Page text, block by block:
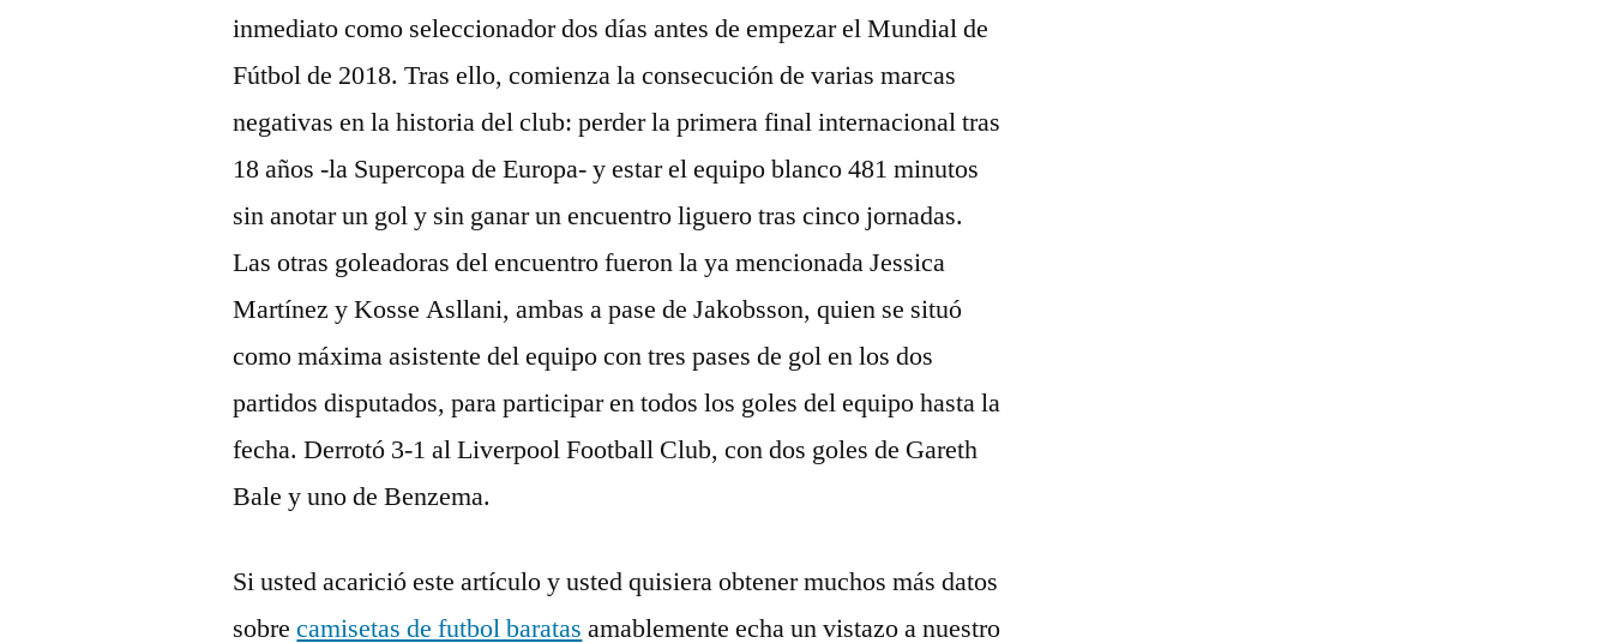
inmediato como seleccionador dos días antes de empezar el Mundial de
Fútbol de 2018. Tras ello, comienza la consecución de varias marcas
negativas en la historia del club: perder la primera final internacional tras
18 años -la Supercopa de Europa- y estar el equipo blanco 481 minutos
sin anotar un gol y sin ganar un encuentro liguero tras cinco jornadas.
Las otras goleadoras del encuentro fueron la ya mencionada Jessica
Martínez y Kosse Asllani, ambas a pase de Jakobsson, quien se situó
como máxima asistente del equipo con tres pases de gol en los dos
partidos disputados, para participar en todos los goles del equipo hasta la
fecha. Derrotó 3-1 al Liverpool Football Club, con dos goles de Gareth
Bale y uno de Benzema.
Si usted acarició este artículo y usted quisiera obtener muchos más datos
sobrecamisetas de futbol baratas amablemente echa un vistazo a nuestro